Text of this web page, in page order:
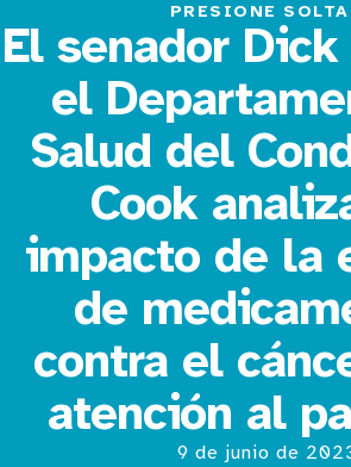
PRESIONE
El senador
el
Salud del
Cook
impacto de la
de
contra el
atención al
9 de junio de